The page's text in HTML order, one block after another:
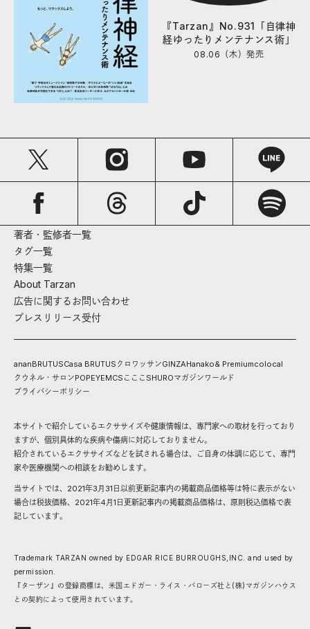
『Tarzan』No.931「自律神
経ゆったりメンテナンス術」
08.06（木）発売
著者・監修者一覧
タグ一覧
特集一覧
About Tarzan
広告に関するお問い合わせ
プレスリリース受付
ananBRUTUSCasa BRUTUS クロワッサンGINZAHanako& Premiumcolocal
クウネル・サロンPOPEYEMCS こここ SHUROマガジンワールド
プライバシーポリシー
本サイトで紹介しているエクササイズや健康情報は、専門家への取材を行っており
ますが、個別具体的な疾病や傷病に対応しておりません。
紹介されているエクササイズなどを試される場合は、ご自身の体調に応じて、専門
家や医療機関への相談をお勧めします。
当サイトでは、2021年3月31日以前更新記事内の掲載商品価格等は特に表示がない
場合は税抜価格、2021年4月1日更新記事内の掲載商品価格は、原則税込価格で表
記しています。
Trademark TARZAN owned by EDGAR RICE BURROUGHS,INC. and used by
permission.
『ターザン』の登録商標は、米国エドガー・ライス・バローズ社と(株)マガジンハウス
との契約によって使用されています。